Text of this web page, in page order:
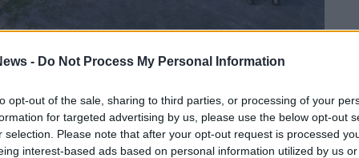
- Do Not Process My Personal Information
opt-out of the sale, sharing to third parties, or processing of your
for targeted advertising by us, please use the below opt-out
selection. Please note that after your opt-out request is processed
interest-based ads based on personal information utilized by us
questo viaggio non solo più difficoltoso
solito, in cui all’inizio doveva essere
ma che si sono ridotte a una sola,